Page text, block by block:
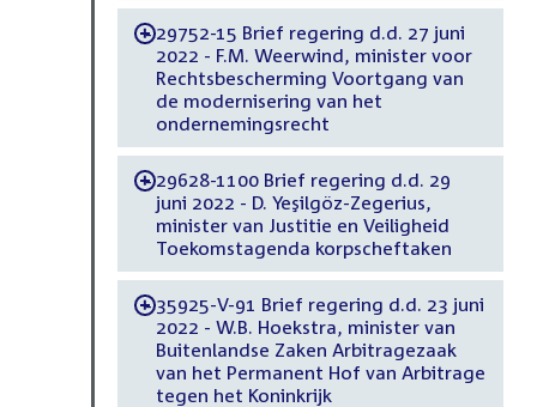
-29752-15 Brief regering d.d. 27 juni
2022 - F.M. Weerwind, minister voor
Rechtsbescherming Voortgang van
de modernisering van het
ondernemingsrecht
-29628-1100 Brief regering d.d. 29
juni 2022 - D. Yeşilgöz-Zegerius,
minister van Justitie en Veiligheid
Toekomstagenda korpscheftaken
-35925-V-91 Brief regering d.d. 23 juni
2022 - W.B. Hoekstra, minister van
Buitenlandse Zaken Arbitragezaak
van het Permanent Hof van Arbitrage
tegen het Koninkrijk